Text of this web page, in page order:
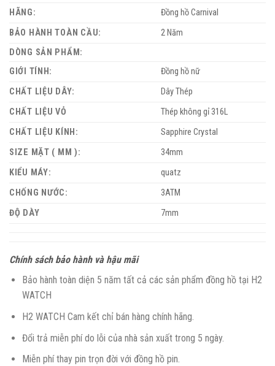
HÃNG:
Đồng hồ Carnival
BẢO HÀNH TOÀN CẦU:
2 Năm
DÒNG SẢN PHẨM:
GIỚI TÍNH:
Đồng hồ nữ
CHẤT LIỆU DÂY:
Dây Thép
CHẤT LIỆU VỎ
Thép không gỉ 316L
CHẤT LIỆU KÍNH:
Sapphire Crystal
SIZE MẶT ( MM ):
34mm
KIỂU MÁY:
quatz
CHỐNG NƯỚC:
3ATM
ĐỘ DÀY
7mm
Chính sách bảo hành và hậu mãi
Bảo hành toàn diện 5 năm tất cả các sản phẩm đồng hồ tại H2
WATCH
H2 WATCH Cam kết chỉ bán hàng chính hãng.
Đổi trả miễn phí do lỗi của nhà sản xuất trong 5 ngày.
Miễn phí thay pin trọn đời với đồng hồ pin.